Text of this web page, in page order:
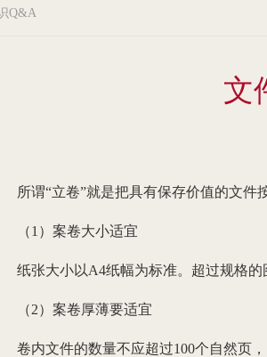
Q&A
文
所谓“立卷”就是把具有保存价值的文
（1）案卷大小适宜
纸张大小以A4纸幅为标准。超过规格
（2）案卷厚薄要适宜
卷内文件的数量不应超过100个自然页